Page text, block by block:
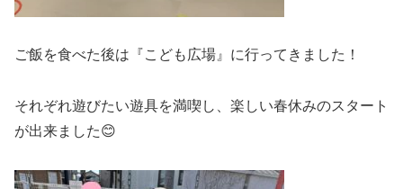
ご飯を食べた後は『こども広場』に行ってきました！
それぞれ遊びたい遊具を満喫し、楽しい春休みのスタート
が出来ました😊